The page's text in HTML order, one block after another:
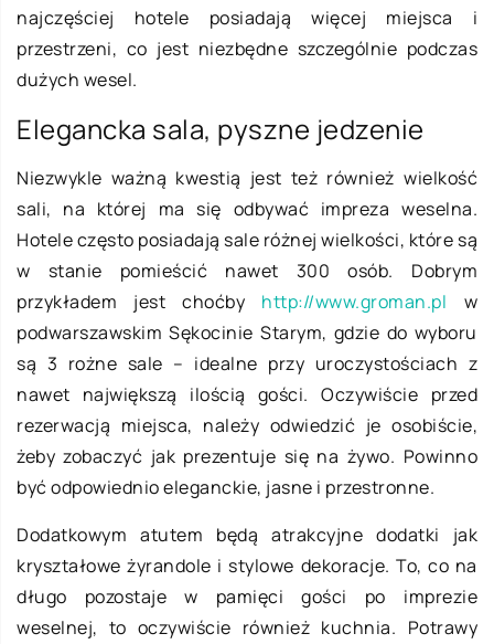
najczęściej hotele posiadają więcej miejsca i
przestrzeni, co jest niezbędne szczególnie podczas
dużych wesel.
Elegancka sala, pyszne jedzenie
Niezwykle ważną kwestią jest też również wielkość
sali, na której ma się odbywać impreza weselna.
Hotele często posiadają sale różnej wielkości, które są
w stanie pomieścić nawet 300 osób. Dobrym
przykładem jest choćby http://www.groman.pl w
podwarszawskim Sękocinie Starym, gdzie do wyboru
są 3 rożne sale – idealne przy uroczystościach z
nawet największą ilością gości. Oczywiście przed
rezerwacją miejsca, należy odwiedzić je osobiście,
żeby zobaczyć jak prezentuje się na żywo. Powinno
być odpowiednio eleganckie, jasne i przestronne.
Dodatkowym atutem będą atrakcyjne dodatki jak
kryształowe żyrandole i stylowe dekoracje. To, co na
długo pozostaje w pamięci gości po imprezie
weselnej, to oczywiście również kuchnia. Potrawy